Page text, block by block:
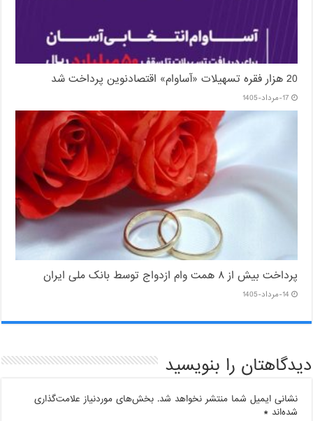
20 هزار فقره تسهیلات «آساوام» اقتصادنوین پرداخت شد
17-مرداد-1405
پرداخت بیش از ۸ همت وام ازدواج توسط بانک ملی ایران
14-مرداد-1405
دیدگاهتان را بنویسید
نشانی ایمیل شما منتشر نخواهد شد. بخش‌های موردنیاز علامت‌گذاری
شده‌اند*